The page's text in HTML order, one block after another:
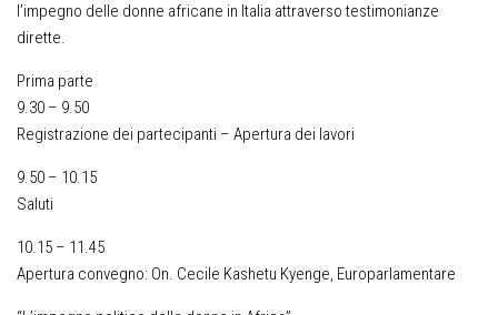
l’impegno delle donne africane in Italia attraverso testimonianze
dirette.
Prima parte
9.30 – 9.50
Registrazione dei partecipanti – Apertura dei lavori
9.50 – 10.15
Saluti
10.15 – 11.45
Apertura convegno: On. Cecile Kashetu Kyenge, Europarlamentare